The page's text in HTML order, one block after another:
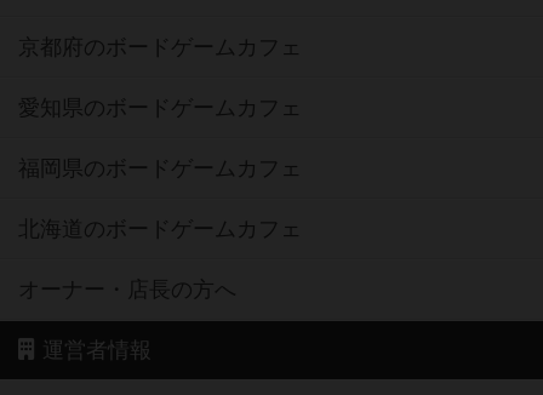
京都府のボードゲームカフェ
愛知県のボードゲームカフェ
福岡県のボードゲームカフェ
北海道のボードゲームカフェ
オーナー・店長の方へ
運営者情報